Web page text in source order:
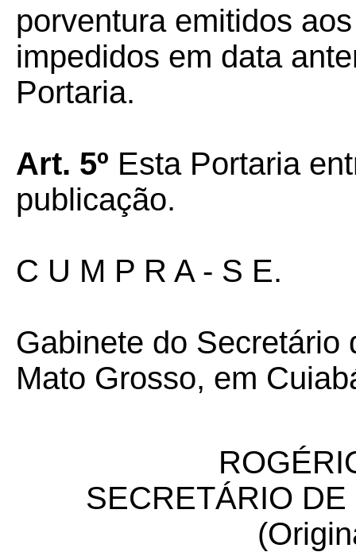
porventura emitidos
impedidos em data
Portaria.
Art. 5º Esta Portaria
publicação.
C U M P R A - S E.
Gabinete do Secretário
Mato Grosso, em
SECRETÁRIO